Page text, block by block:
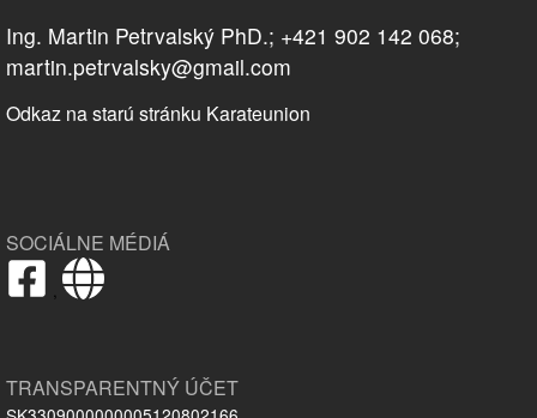
Ing. Martin Petrvalský PhD.; +421 902 142 068;
martin.petrvalsky@gmail.com
Odkaz na starú stránku Karateunion
SOCIÁLNE MÉDIÁ
,
TRANSPARENTNÝ ÚČET